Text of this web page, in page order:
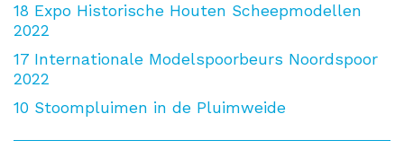
18 Expo Historische Houten Scheepmodellen
2022
17 Internationale Modelspoorbeurs Noordspoor
2022
10 Stoompluimen in de Pluimweide